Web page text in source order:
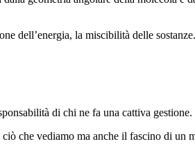
dell’energia, la miscibilità delle
di chi ne fa una cattiva gestione.
che vediamo ma anche il fascino di